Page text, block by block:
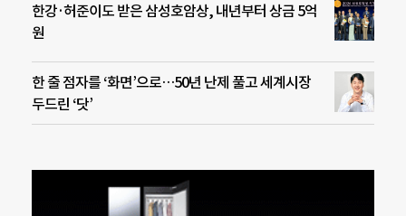
한강·허준이도 받은 삼성호암상, 내년부터 상금 5억
원
한 줄 점자를 ‘화면’으로…50년 난제 풀고 세계시장
두드린 ‘닷’